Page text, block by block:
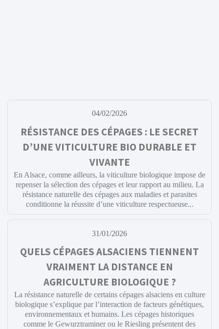
04/02/2026
RÉSISTANCE DES CÉPAGES : LE SECRET
D’UNE VITICULTURE BIO DURABLE ET
VIVANTE
En Alsace, comme ailleurs, la viticulture biologique impose de
repenser la sélection des cépages et leur rapport au milieu. La
résistance naturelle des cépages aux maladies et parasites
conditionne la réussite d’une viticulture respectueuse...
31/01/2026
QUELS CÉPAGES ALSACIENS TIENNENT
VRAIMENT LA DISTANCE EN
AGRICULTURE BIOLOGIQUE ?
La résistance naturelle de certains cépages alsaciens en culture
biologique s’explique par l’interaction de facteurs génétiques,
environnementaux et humains. Les cépages historiques
comme le Gewurztraminer ou le Riesling présentent des